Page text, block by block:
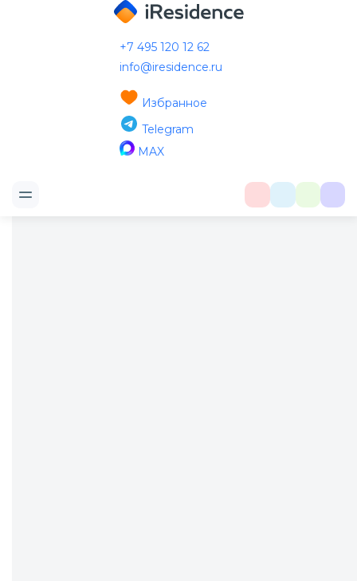
+7 495 120 12 62
info@iresidence.ru
Избранное
Telegram
MAX
Каркасные одноэтажные дома из